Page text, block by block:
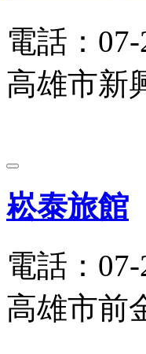
電話：07-
高雄市新
崧泰旅館
電話：07-
高雄市前